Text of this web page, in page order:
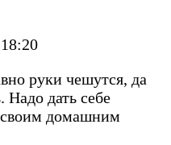
руки чешутся, да
Надо дать себе
домашним